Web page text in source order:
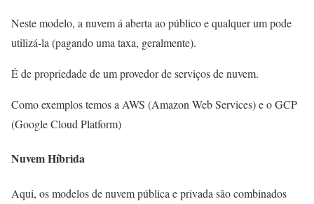
Neste modelo, a nuvem á aberta ao público e qualquer um pode
utilizá-la (pagando uma taxa, geralmente).
É de propriedade de um provedor de serviços de nuvem.
Como exemplos temos a AWS (Amazon Web Services) e o GCP
(Google Cloud Platform)
Nuvem Híbrida
Aqui, os modelos de nuvem pública e privada são combinados